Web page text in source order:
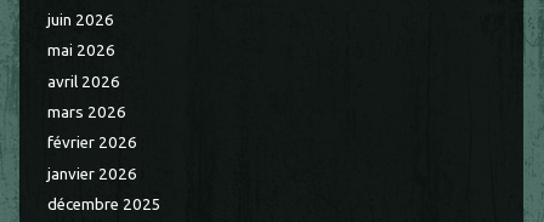
juin 2026
mai 2026
avril 2026
mars 2026
février 2026
janvier 2026
décembre 2025